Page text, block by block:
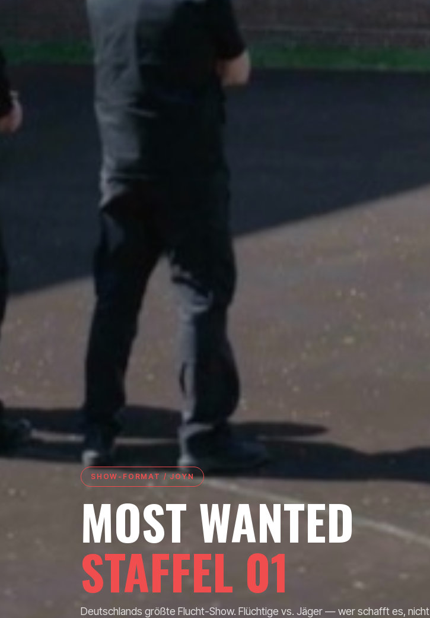
SHOW-FORMAT / JOYN
MOST WANTED
STAFFEL 01
Deutschlands größte Flucht-Show. Flüchtige vs. Jäger — wer schafft es, nicht